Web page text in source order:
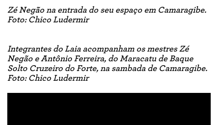
Zé Negão na entrada do seu espaço em Camaragibe.
Foto: Chico Ludermir
Integrantes do Laia acompanham os mestres Zé
Negão e Antônio Ferreira, do Maracatu de Baque
Solto Cruzeiro do Forte, na sambada de Camaragibe.
Foto: Chico Ludermir